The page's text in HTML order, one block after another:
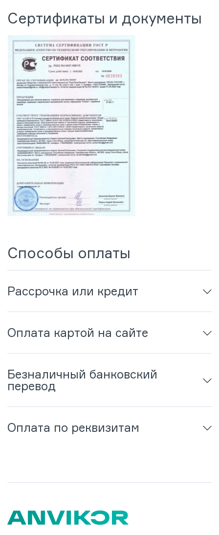
Сертификаты и документы
Способы оплаты
Рассрочка или кредит
Оплата картой на сайте
Безналичный банковский
перевод
Оплата по реквизитам